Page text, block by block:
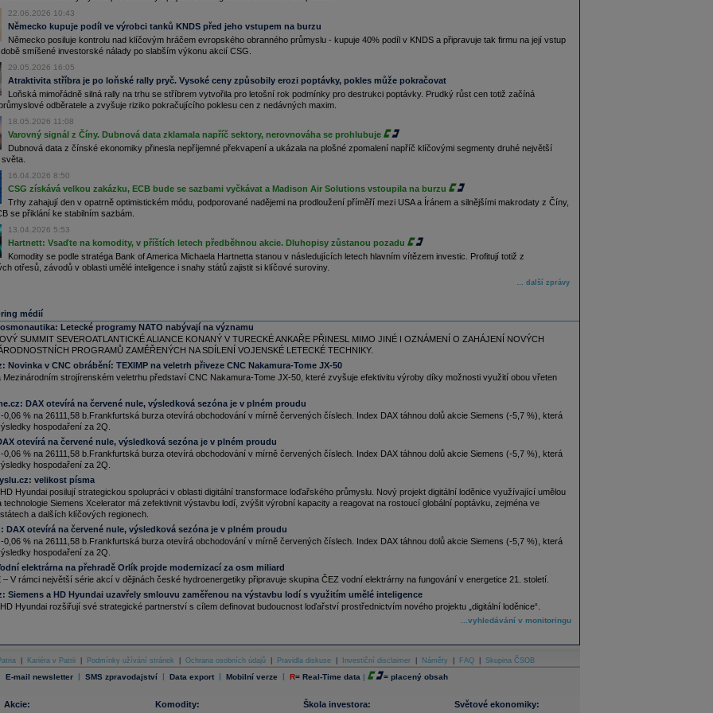
hustému sněžení byl dnes odpoledne přerušen provoz na letišti ve Frankfurtu nad
Oznámil to podle agentury DPA provozovatel největšího německého letiště,
Fraport AG. Zhruba od 15:00 SEČ nejsou možné odlety ani přistání. Důvodem je
pokrývka na startovacích a přistávacích drahách. Mezi Frankfurtem a Prahou byly
dva dnešní dva lety společnosti Air Dolomiti (ČTK)
se po nejprudším dvoudenním poklesu za desítky let opět zvyšuje. Ráno se vrátila
4900dolarů (zhruba 100 850 Kč) za troyskou unci (oz; 31,1 gramu) a směřuje k
dennímu růstu od listopadu 2008. Výrazně zdražuje istříbro. Analytici
že drahé kovy budou dál posilovat a dostanou se letos na nová maxima (ČTK)
dánského šperkařePandorarostou o 9 % po poklesu censtříbra
cena
kovy pokračují ve svém rekordním růstu.Zlatouž vzrostlo na 5 500USDza unci,
USD
unci (31,1 gramu). Aktuálně se obchoduje na 5 080,65
dodání se dostala na nový rekord 109,44USDza troyskou unci poté, co v pátek
překonala stodolarovou hranici
zlatadnes poprvé překonala hranici 4700
31,1 gramu). Investoři přesunují peníze do bezpečných aktiv kvůli přetrvávajícím obavám
víkendového oznámení amerického prezidenta Donalda Trumpa, že v rámci snahy o
Grónska uvalí dodatečná cla na některé evropské země. Cenastříbradnes
až na nové rekordní maximum v blízkosti 95dolarůza unci, později však klesla
prohloubil obavy z obchodní války mezi USA a Evropou.
Zlatose obchodovalo kolem
USDza unci astříbrovzrostlo až o 4,4 %, protože slabšídolarzvýšil poptávku po
aktivech. USA plánují uvalit 10% cla na osm evropských zemí, která 1. února
v platnost a v červnu stoupnou na 25 % (Bloomberg)
internetová firma v Česku Seznam.cz, kterou vlastní Ivo Lukačovič, už nesídlí na
ale ve Švýcarsku, informovaly dnes Hospodářské noviny (HN). Podle nich je teď firma
Masaryk Holding AG, zatímco předtím ji Lukačovič ovládal přes kyperskou
Helifreak Limited (ČTK)
oslabilo kvůli signálům, že investoři po prudkém růstu realizují zisky a USA se zdráhají
dovozní cla na kritické minerály. Bílý kov ve čtvrtek ráno klesal až o 7,3 %
stříbrak okamžitému dodání dnes poprvé překročila 90USD (1873 Kč) za troyskou unci
gramu)
(ČTK)
stříbro dnes přidává přes 2,5 % a poprvé v historii se dostává nad 87USD
za unci
......
USDza troyskou unci (31,1 gramu). Děje se tak poté, co americké ministerstvo
zahájilo vyšetřování předsedy americké centrální banky (Fed) Jeroma Powella
sporné rekonstrukci budovy této instituce (ČTK)
roční výkon od roku 1979 (Bloomberg)
22.06.2026 10:43
Německo kupuje podíl ve výrobci tanků KNDS před jeho vstupem na burzu
Německo posiluje kontrolu nad klíčovým hráčem evropského obranného průmyslu - kupuje 40% podíl v KNDS a připravuje tak firmu na její vstup
smíšené investorské nálady po slabším výkonu akcií CSG.
29.05.2026 16:05
Atraktivita stříbra je po loňské rally pryč. Vysoké ceny způsobily erozi poptávky, pokles může pokračovat
Loňská mimořádně silná rally na trhu se stříbrem vytvořila pro letošní rok podmínky pro destrukci poptávky. Prudký růst cen totiž začíná
odběratele a zvyšuje riziko pokračujícího poklesu cen z nedávných maxim.
18.05.2026 11:08
Varovný signál z Číny. Dubnová data zklamala napříč sektory, nerovnováha se prohlubuje
Dubnová data z čínské ekonomiky přinesla nepříjemné překvapení a ukázala na plošné zpomalení napříč klíčovými segmenty druhé největší
16.04.2026 8:50
CSG získává velkou zakázku, ECB bude se sazbami vyčkávat a Madison Air Solutions vstoupila na burzu
Trhy zahajují den v opatrně optimistickém módu, podporované nadějemi na prodloužení příměří mezi USA a Íránem a silnějšími makrodaty z Číny,
se přiklání ke stabilním sazbám.
13.04.2026 5:53
Hartnett: Vsaďte na komodity, v příštích letech předběhnou akcie. Dluhopisy zůstanou pozadu
Komodity se podle stratéga Bank of America Michaela Hartnetta stanou v následujících letech hlavním vítězem investic. Profitují totiž z
otřesů, závodů v oblasti umělé inteligence i snahy států zajistit si klíčové suroviny.
… další zprávy
médií
Letecké programy NATO nabývají na významu
SUMMIT SEVEROATLANTICKÉ ALIANCE KONANÝ V TURECKÉ ANKAŘE PŘINESL MIMO JINÉ I OZNÁMENÍ O ZAHÁJENÍ NOVÝCH
PROGRAMŮ ZAMĚŘENÝCH NA SDÍLENÍ VOJENSKÉ LETECKÉ TECHNIKY.
Novinka v CNC obrábění: TEXIMP na veletrh přiveze CNC Nakamura-Tome JX-50
Mezinárodním strojírenském veletrhu představí CNC Nakamura-Tome JX-50, které zvyšuje efektivitu výroby díky možnosti využití obou vřeten
DAX otevírá na červené nule, výsledková sezóna je v plném proudu
0,06 % na 26111,58 b.Frankfurtská burza otevírá obchodování v mírně červených číslech. Index DAX táhnou dolů akcie Siemens (-5,7 %), která
hospodaření za 2Q.
otevírá na červené nule, výsledková sezóna je v plném proudu
0,06 % na 26111,58 b.Frankfurtská burza otevírá obchodování v mírně červených číslech. Index DAX táhnou dolů akcie Siemens (-5,7 %), která
hospodaření za 2Q.
velikost písma
Hyundai posilují strategickou spolupráci v oblasti digitální transformace loďařského průmyslu. Nový projekt digitální loděnice využívající umělou
technologie Siemens Xcelerator má zefektivnit výstavbu lodí, zvýšit výrobní kapacity a reagovat na rostoucí globální poptávku, zejména ve
a dalších klíčových regionech.
DAX otevírá na červené nule, výsledková sezóna je v plném proudu
0,06 % na 26111,58 b.Frankfurtská burza otevírá obchodování v mírně červených číslech. Index DAX táhnou dolů akcie Siemens (-5,7 %), která
hospodaření za 2Q.
elektrárna na přehradě Orlík projde modernizací za osm miliard
– V rámci největší série akcí v dějinách české hydroenergetiky připravuje skupina ČEZ vodní elektrárny na fungování v energetice 21. století.
Siemens a HD Hyundai uzavřely smlouvu zaměřenou na výstavbu lodí s využitím umělé inteligence
Hyundai rozšiřují své strategické partnerství s cílem definovat budoucnost loďařství prostřednictvím nového projektu „digitální loděnice“.
...vyhledávání v monitoringu
Kariéra v Patrii Podmínky užívání stránek Ochrana osobních údajů Pravidla diskuse Investiční disclaimer Náměty FAQ Skupina ČSOB
E-mail newsletter | SMS zpravodajství | Data export | Mobilní verze | R= Real-Time data | = placený obsah
Akcie: Komodity: Škola investora: Světové ekonomiky: